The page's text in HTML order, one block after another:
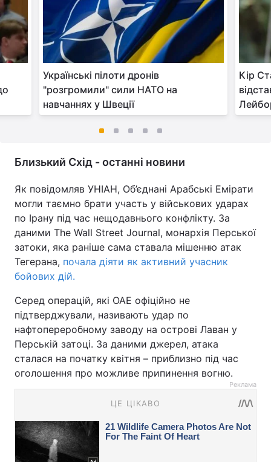
Українські пілоти дронів
"розгромили" сили НАТО на
навчаннях у Швеції
Кір
Близький Схід - останні новини
Як повідомляв УНІАН, Об’єднані Арабські Емірати
могли таємно брати участь у військових ударах
по Ірану під час нещодавнього конфлікту. За
даними The Wall Street Journal, монархія Перської
затоки, яка раніше сама ставала мішенню атак
Тегерана, почала діяти як активний учасник
бойових дій.
Серед операцій, які ОАЕ офіційно не
підтверджували, називають удар по
нафтопереробному заводу на острові Лаван у
Перській затоці. За даними джерел, атака
сталася на початку квітня – приблизно під час
оголошення про можливе припинення вогню.
Реклама